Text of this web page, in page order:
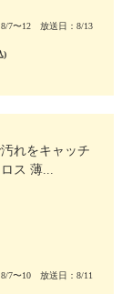
7〜12 放送日：8/13
)
れをキャッチ
ス 薄...
7〜10 放送日：8/11